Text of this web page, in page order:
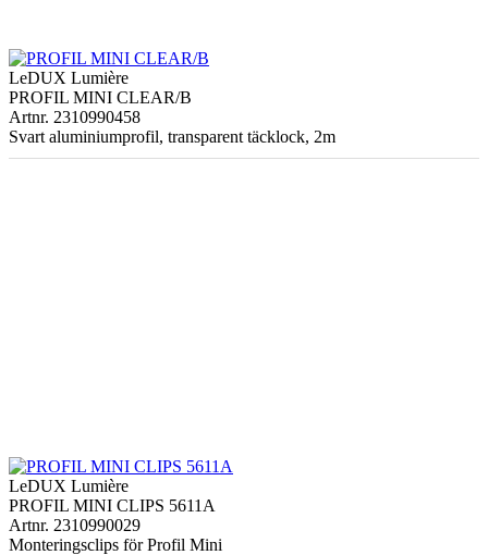
LeDUX Lumière
PROFIL MINI CLEAR/B
Artnr. 2310990458
Svart aluminiumprofil, transparent täcklock, 2m
LeDUX Lumière
PROFIL MINI CLIPS 5611A
Artnr. 2310990029
Monteringsclips för Profil Mini